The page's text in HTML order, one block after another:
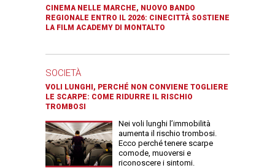
CINEMA NELLE MARCHE, NUOVO BANDO
REGIONALE ENTRO IL 2026: CINECITTÀ SOSTIENE
LA FILM ACADEMY DI MONTALTO
SOCIETÀ
VOLI LUNGHI, PERCHÉ NON CONVIENE TOGLIERE
LE SCARPE: COME RIDURRE IL RISCHIO
TROMBOSI
Nei voli lunghi l’immobilità
aumenta il rischio trombosi.
Ecco perché tenere scarpe
comode, muoversi e
riconoscere i sintomi.